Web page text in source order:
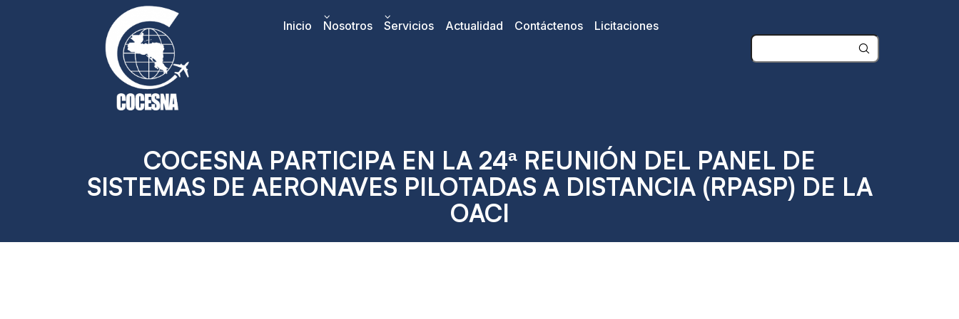
Inicio Nosotros Servicios Actualidad Contáctenos Licitaciones
COCESNA PARTICIPA EN LA 24ª REUNIÓN DEL PANEL DE
SISTEMAS DE AERONAVES PILOTADAS A DISTANCIA (RPASP) DE LA
OACI